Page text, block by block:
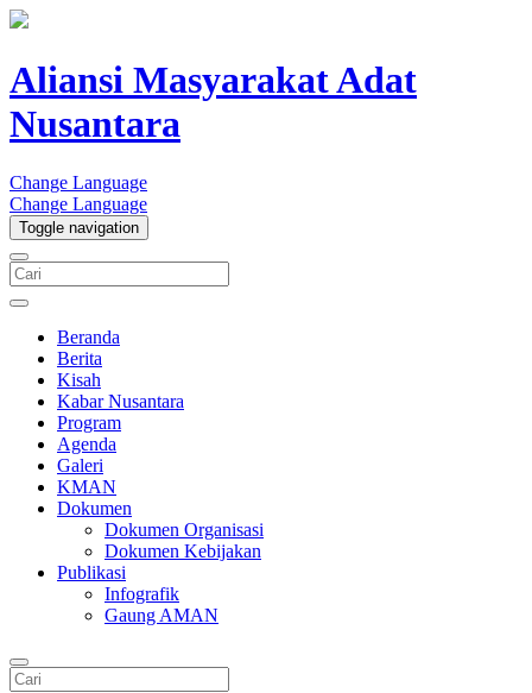
Aliansi Masyarakat Adat
Nusantara
Change Language
Change Language
Toggle navigation
Beranda
Berita
Kisah
Kabar Nusantara
Program
Agenda
Galeri
KMAN
Dokumen
Dokumen Organisasi
Dokumen Kebijakan
Publikasi
Infografik
Gaung AMAN